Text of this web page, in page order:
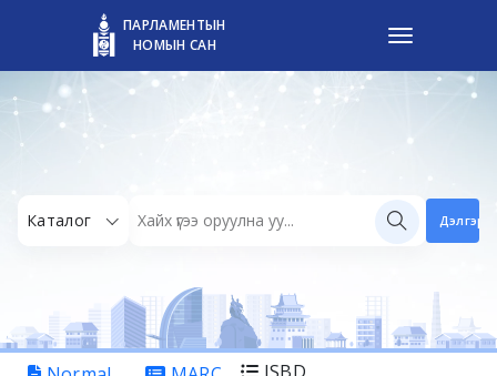
ПАРЛАМЕНТЫН
НОМЫН САН
Каталог